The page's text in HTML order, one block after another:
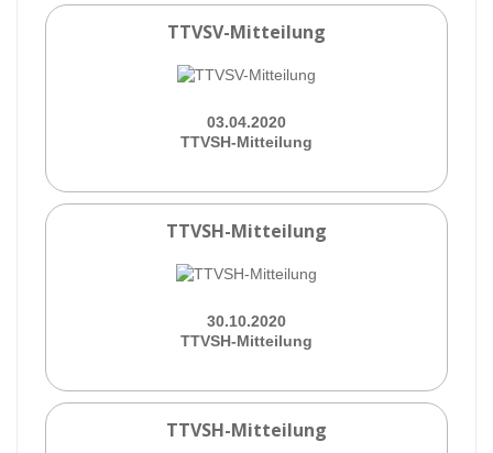
TTVSV-Mitteilung
03.04.2020
TTVSH-Mitteilung
TTVSH-Mitteilung
30.10.2020
TTVSH-Mitteilung
TTVSH-Mitteilung